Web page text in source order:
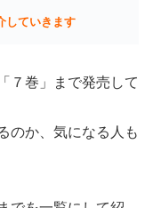
していきます
７巻」まで発売して
のか、気になる人も